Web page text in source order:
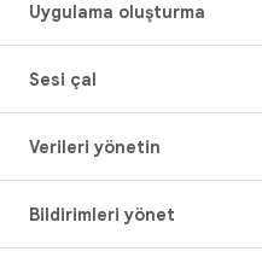
Uygulama oluşturma
Sesi çal
Verileri yönetin
Bildirimleri yönet